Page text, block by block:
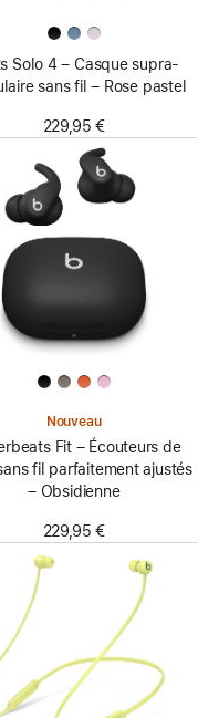
Solo 4 – Casque supra-
sans fil – Rose pastel
229,95 €
Nouveau
Fit – Écouteurs de
fil parfaitement ajustés
– Obsidienne
229,95 €